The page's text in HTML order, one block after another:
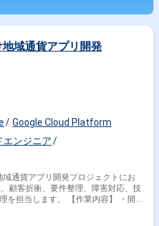
地域通貨アプリ開発
Google Cloud Platform
エンジニア
顧客折衝、要件整理、障害対応、技
。 【作業内容】 ・開